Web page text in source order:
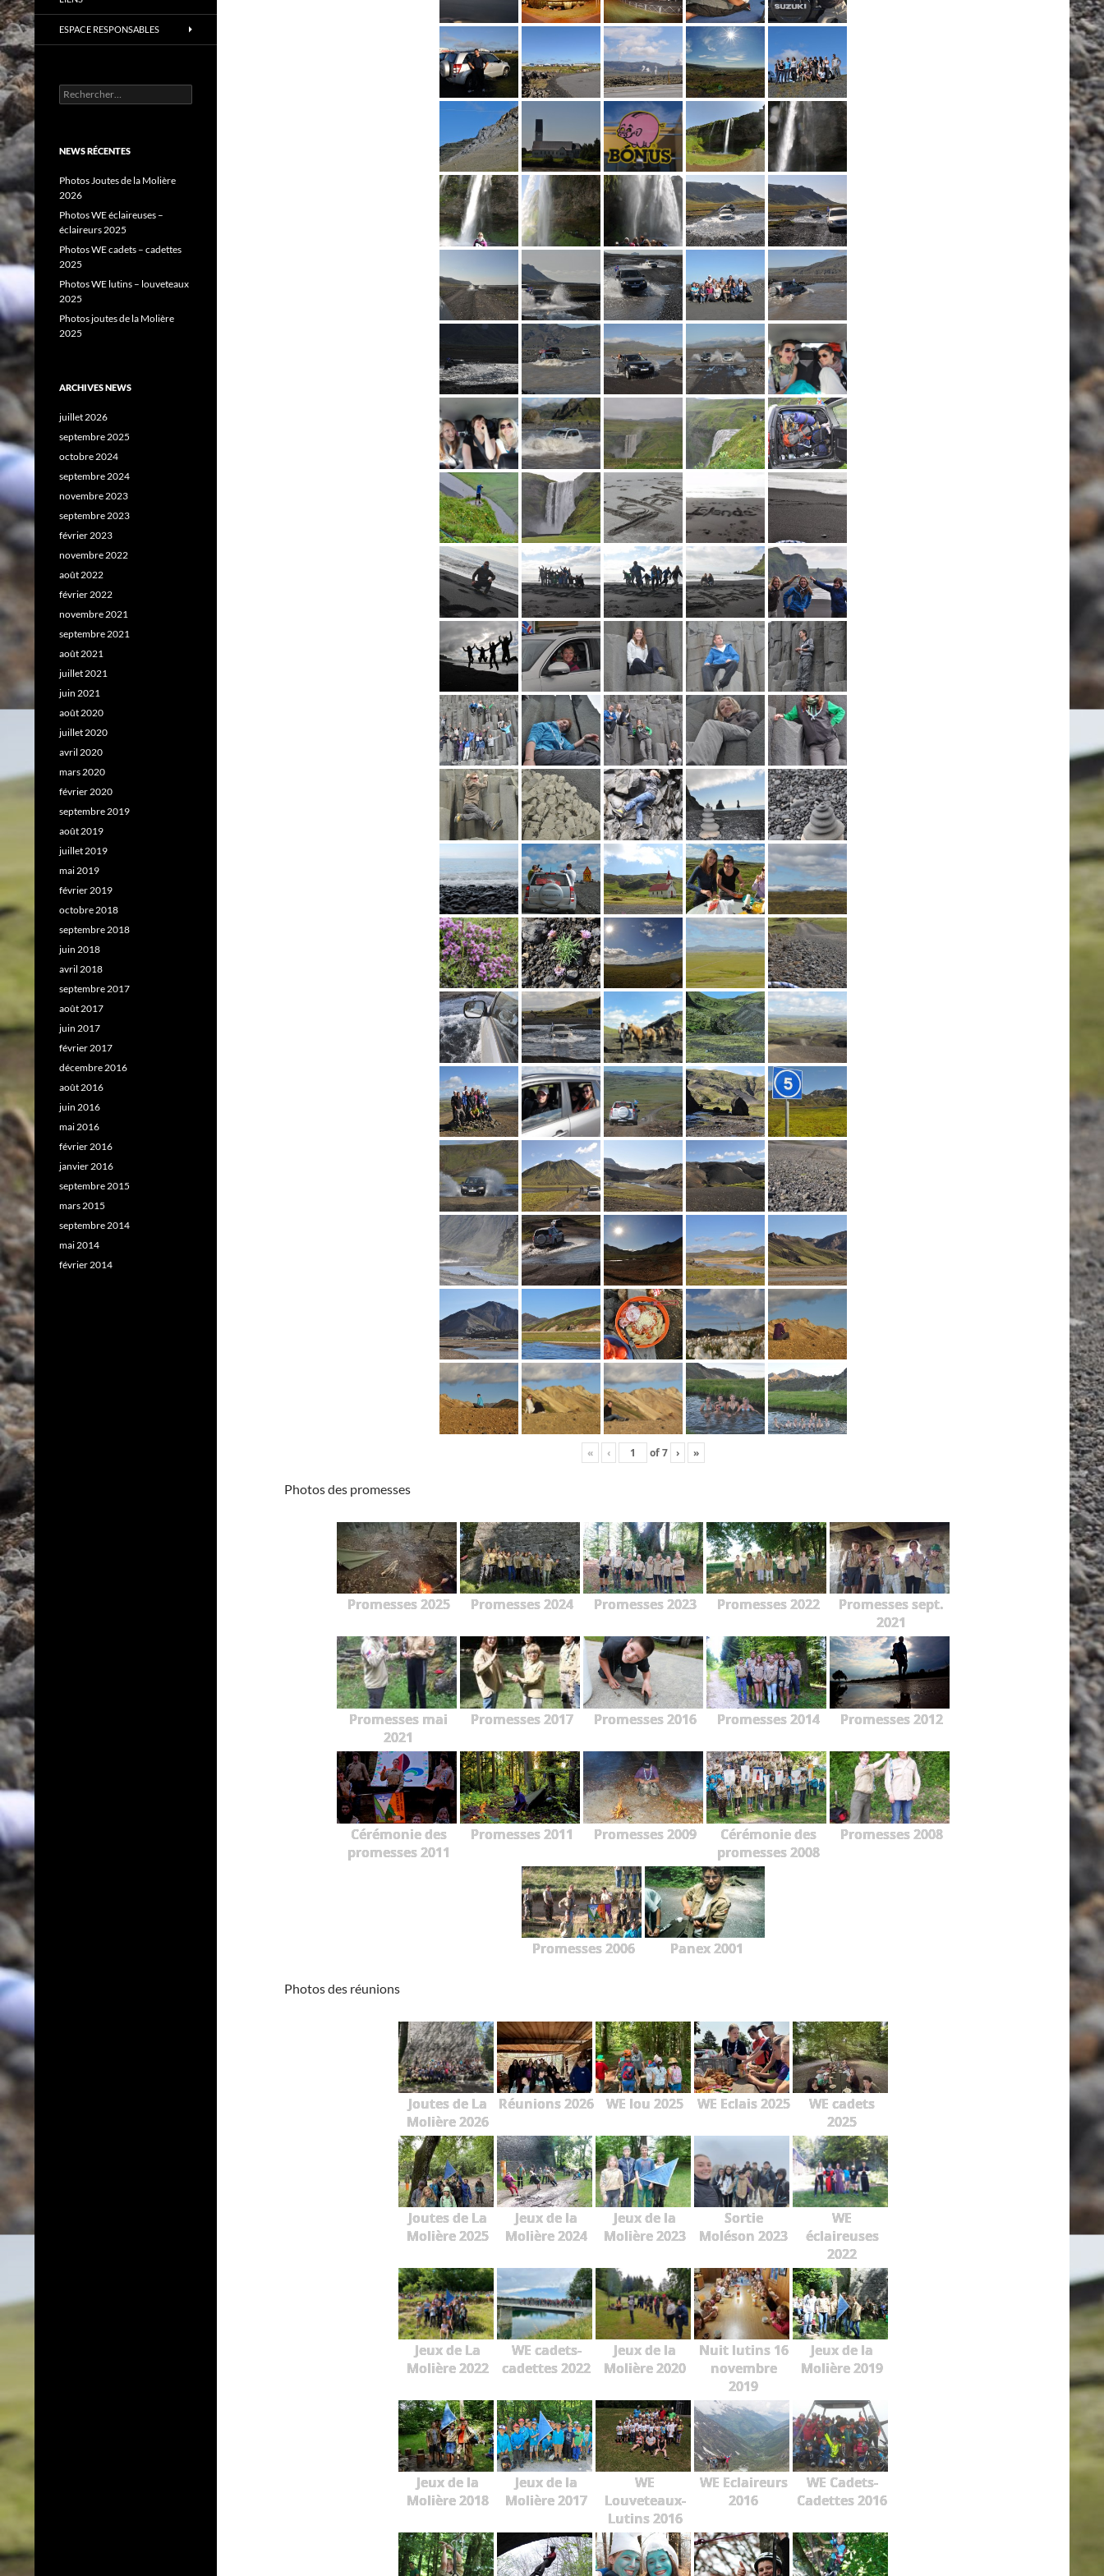
« ‹ of7 › »
Photos des promesses
Promesses 2025 Promesses 2024 Promesses 2023 Promesses 2022
Promesses sept.
2021
Promesses mai
2021
Promesses 2017 Promesses 2016 Promesses 2014 Promesses 2012
Cérémonie des
promesses 2011
Promesses 2011 Promesses 2009
Cérémonie des
promesses 2008
Promesses 2008
Promesses 2006 Panex 2001
Photos des réunions
Joutes de La
Molière 2026
Réunions 2026 WE lou 2025 WE Eclais 2025
WE cadets
2025
Joutes de La
Molière 2025
Jeux de la
Molière 2024
Jeux de la
Molière 2023
Sortie
Moléson 2023
WE
éclaireuses
2022
Jeux de La
Molière 2022
WE cadets-
cadettes 2022
Jeux de la
Molière 2020
Nuit lutins 16
novembre
2019
Jeux de la
Molière 2019
Jeux de la
Molière 2018
Jeux de la
Molière 2017
WE
Louveteaux-
Lutins 2016
WE Eclaireurs
2016
WE Cadets-
Cadettes 2016
ESPACE RESPONSABLES
Rechercher :
NEWS RÉCENTES
Photos Joutes de la Molière
2026
Photos WE éclaireuses –
éclaireurs 2025
Photos WE cadets – cadettes
2025
Photos WE lutins – louveteaux
2025
Photos joutes de la Molière
2025
ARCHIVES NEWS
juillet 2026
septembre 2025
octobre 2024
septembre 2024
novembre 2023
septembre 2023
février 2023
novembre 2022
août 2022
février 2022
novembre 2021
septembre 2021
août 2021
juillet 2021
juin 2021
août 2020
juillet 2020
avril 2020
mars 2020
février 2020
septembre 2019
août 2019
juillet 2019
mai 2019
février 2019
octobre 2018
septembre 2018
juin 2018
avril 2018
septembre 2017
août 2017
juin 2017
février 2017
décembre 2016
août 2016
juin 2016
mai 2016
février 2016
janvier 2016
septembre 2015
mars 2015
septembre 2014
mai 2014
février 2014